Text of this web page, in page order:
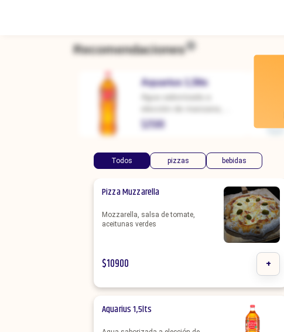
Recomendaciones
Aquarius 1,5lts
Agua saborizada a
naranja o pera
$2500
Todos pizzas bebidas
Pizza Muzzarella
Mozzarella, salsa de tomate,
aceitunas verdes
$10900 +
Aquarius 1,5lts